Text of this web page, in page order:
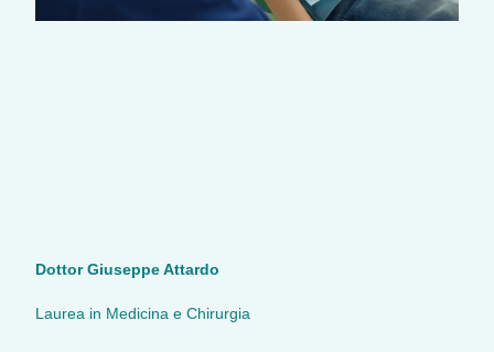
Dottor Giuseppe Attardo
Laurea in Medicina e Chirurgia